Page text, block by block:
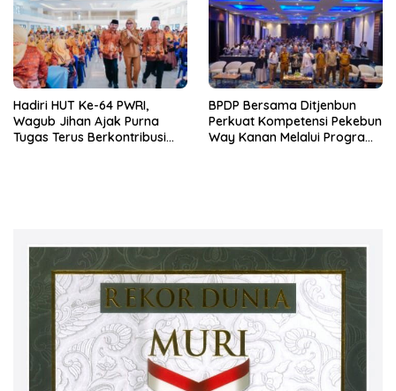
Hadiri HUT Ke-64 PWRI,
Wagub Jihan Ajak Purna
Tugas Terus Berkontribusi
BPDP Bersama Ditjenbun
Perkuat Kompetensi Pekebun
Way Kanan Melalui Program